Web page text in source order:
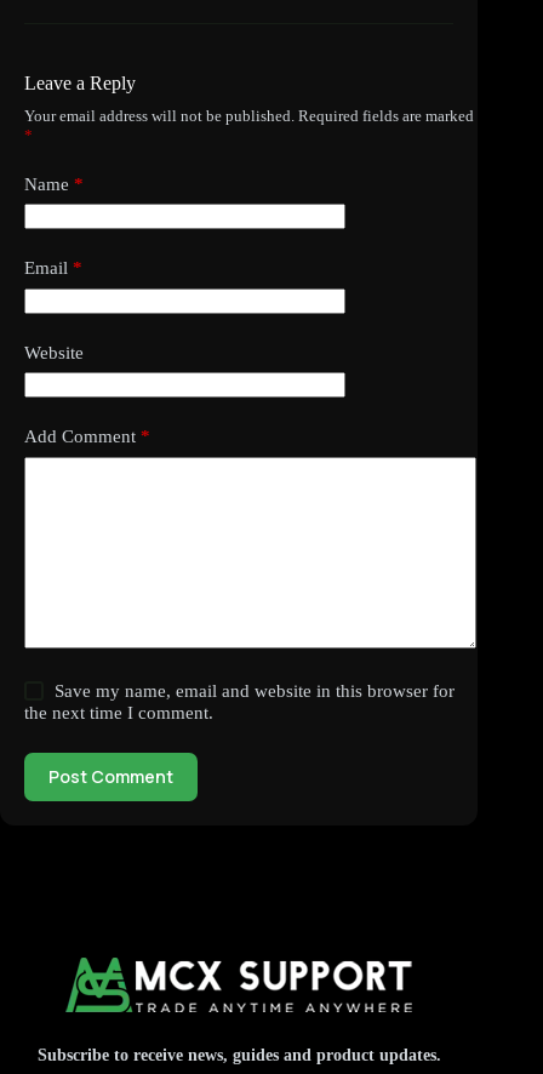
Leave a Reply
Your email address will not be published. Required fields are marked
*
Name *
Email *
Website
Add Comment *
Save my name, email and website in this browser for
the next time I comment.
Post Comment
Subscribe to receive news, guides and product updates.